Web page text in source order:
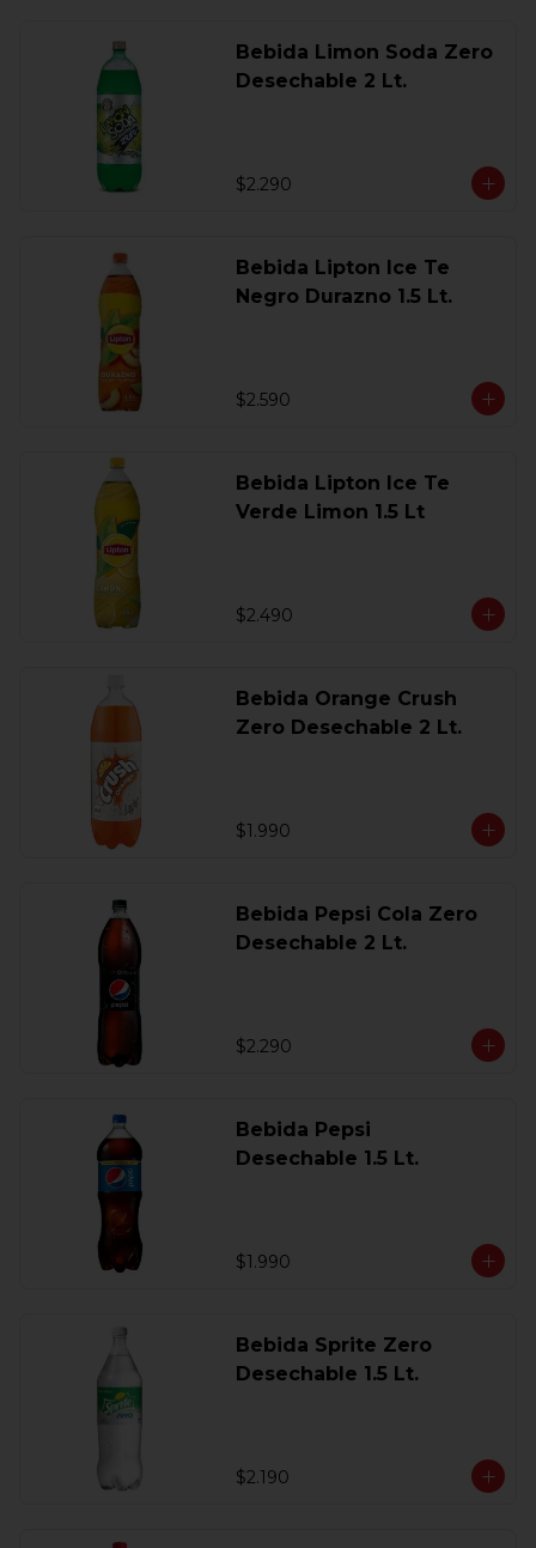
Bebida Limon Soda Zero
Desechable 2 Lt.
$2.290
Bebida Lipton Ice Te
Negro Durazno 1.5 Lt.
$2.590
Bebida Lipton Ice Te
Verde Limon 1.5 Lt
$2.490
Bebida Orange Crush
Zero Desechable 2 Lt.
$1.990
Bebida Pepsi Cola Zero
Desechable 2 Lt.
$2.290
Bebida Pepsi
Desechable 1.5 Lt.
$1.990
Bebida Sprite Zero
Desechable 1.5 Lt.
$2.190